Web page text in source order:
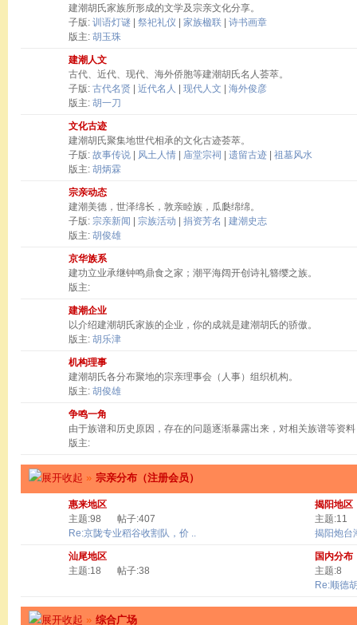
建潮胡氏家族所形成的文学及宗亲文化分享。
子版: 训语灯谜 祭祀礼仪 家族楹联
诗书画章
版主: 胡玉珠
建潮人文
古代、近代、现代、海外侨胞等建潮胡氏名人荟萃。
子版: 古代名贤 近代名人 现代人文
海外俊彦
版主: 胡一刀
文化古迹
建潮胡氏聚集地世代相承的文化古迹荟萃。
子版: 故事传说 风土人情 庙堂宗祠 遗留古迹
祖墓风水
版主: 胡炳霖
宗亲动态
建潮美德，世泽绵长，敦亲睦族，瓜瓞绵绵。
子版: 宗亲新闻 宗族活动 捐资芳名
建潮史志
版主: 胡俊雄
京华族系
建功立业承继钟鸣鼎食之家；潮平海阔开创诗礼簪缨之族。
版主:
建潮企业
以介绍建潮胡氏家族的企业，你的成就是建潮胡氏的骄傲。
版主: 胡乐津
机构理事
建潮胡氏各分布聚地的宗亲理事会（人事）组织机构。
版主: 胡俊雄
争鸣一角
由于族谱和历史原因，存在的问题逐渐暴露出来，对相关族谱等资
版主:
» 宗亲分布（注册会员）
惠来地区
主题:98
帖子:407
Re:京陇专业稻谷收割队，价 ..
揭阳地区
主题:11
揭阳炮台
汕尾地区
主题:18
帖子:38
国内分布
主题:8
Re:顺德
» 综合广场